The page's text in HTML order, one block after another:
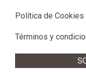
Política de Cookies
Términos y